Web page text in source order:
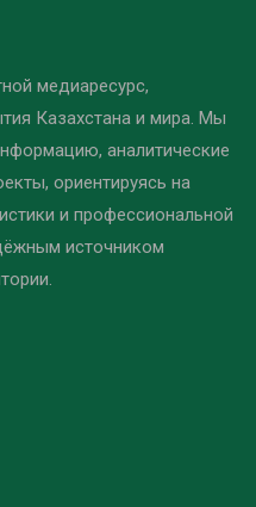
медиаресурс,
Казахстана и мира. Мы
аналитические
ориентируясь на
и профессиональной
источником